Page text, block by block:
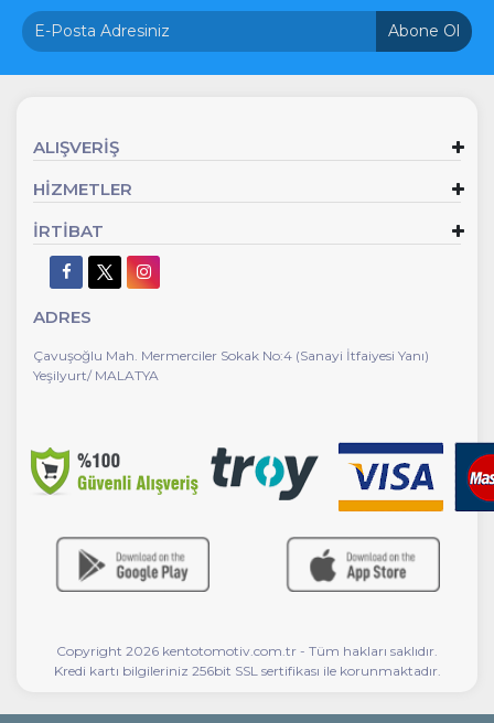
Abone Ol
ALIŞVERİŞ
HİZMETLER
İRTİBAT
ADRES
Çavuşoğlu Mah. Mermerciler Sokak No:4 (Sanayi İtfaiyesi Yanı)
Yeşilyurt/ MALATYA
Copyright 2026 kentotomotiv.com.tr - Tüm hakları saklıdır.
Kredi kartı bilgileriniz 256bit SSL sertifikası ile korunmaktadır.